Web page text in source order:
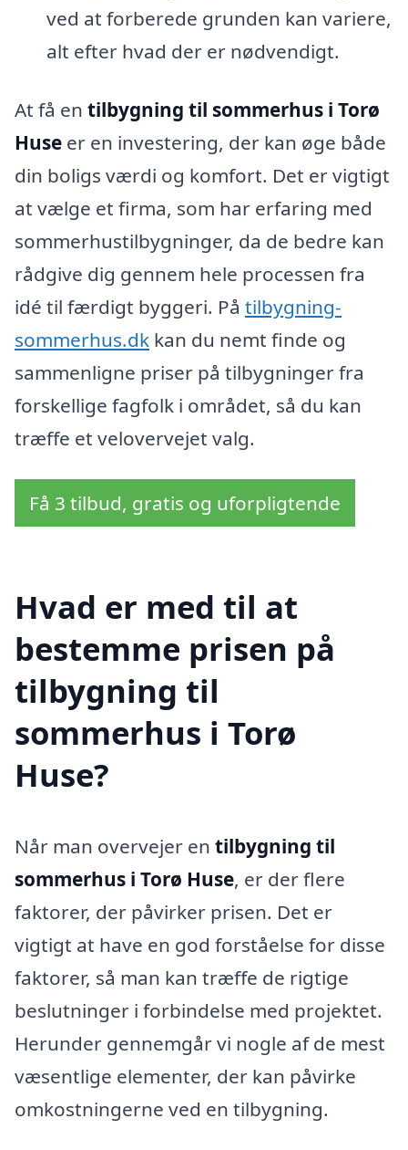
ved at forberede grunden kan variere,
alt efter hvad der er nødvendigt.
At få en tilbygning til sommerhus i Torø
Huse er en investering, der kan øge både
din boligs værdi og komfort. Det er vigtigt
at vælge et firma, som har erfaring med
sommerhustilbygninger, da de bedre kan
rådgive dig gennem hele processen fra
idé til færdigt byggeri. På tilbygning-
sommerhus.dk kan du nemt finde og
sammenligne priser på tilbygninger fra
forskellige fagfolk i området, så du kan
træffe et velovervejet valg.
Få 3 tilbud, gratis og uforpligtende
Hvad er med til at
bestemme prisen på
tilbygning til
sommerhus i Torø
Huse?
Når man overvejer en tilbygning til
sommerhus i Torø Huse, er der flere
faktorer, der påvirker prisen. Det er
vigtigt at have en god forståelse for disse
faktorer, så man kan træffe de rigtige
beslutninger i forbindelse med projektet.
Herunder gennemgår vi nogle af de mest
væsentlige elementer, der kan påvirke
omkostningerne ved en tilbygning.